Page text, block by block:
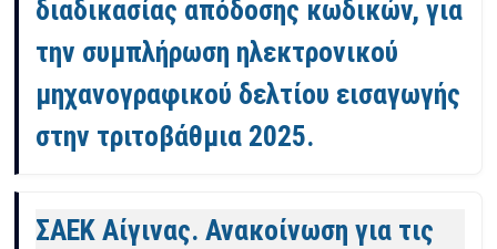
διαδικασίας απόδοσης κωδικών, για
την συμπλήρωση ηλεκτρονικού
μηχανογραφικού δελτίου εισαγωγής
στην τριτοβάθμια 2025.
ΣΑΕΚ Αίγινας. Ανακοίνωση για τις